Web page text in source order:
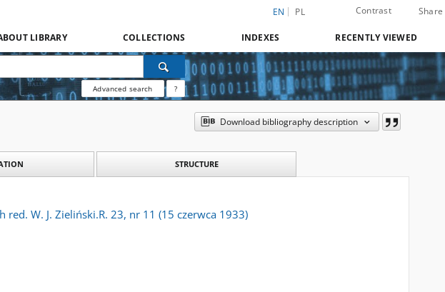
EN PL Contrast Share
LIBRARY COLLECTIONS INDEXES RECENTLY VIEWED
Advanced search ?
Download bibliography description
STRUCTURE
W. J. Zieliński.R. 23, nr 11 (15 czerwca 1933)